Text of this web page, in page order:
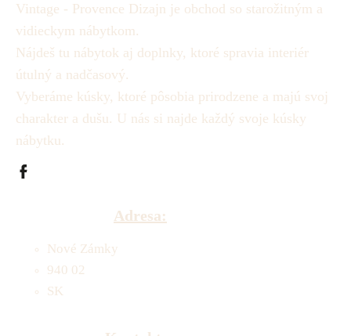
Vintage - Provence Dizajn je obchod so starožitným a
vidieckym nábytkom.
Nájdeš tu nábytok aj doplnky, ktoré spravia interiér
útulný a nadčasový.
Vyberáme kúsky, ktoré pôsobia prirodzene a majú svoj
charakter a dušu. U nás si najde každý svoje kúsky
nábytku.
Adresa:
Nové Zámky
940 02
SK